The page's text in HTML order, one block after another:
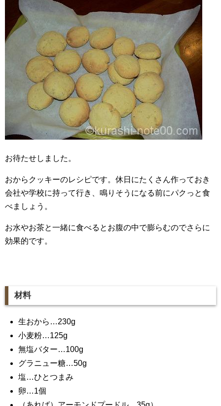
お待たせしました。
おからクッキーのレシピです。休日にたくさん作っておき
会社や学校に持って行き、鳴りそうになる前にパクっと食
べましょう。
お水やお茶と一緒に食べるとお腹の中で膨らむのでさらに
効果的です。
材料
生おから…230g
小麦粉…125g
無塩バター…100g
グラニュー糖…50g
塩…ひとつまみ
卵…1個